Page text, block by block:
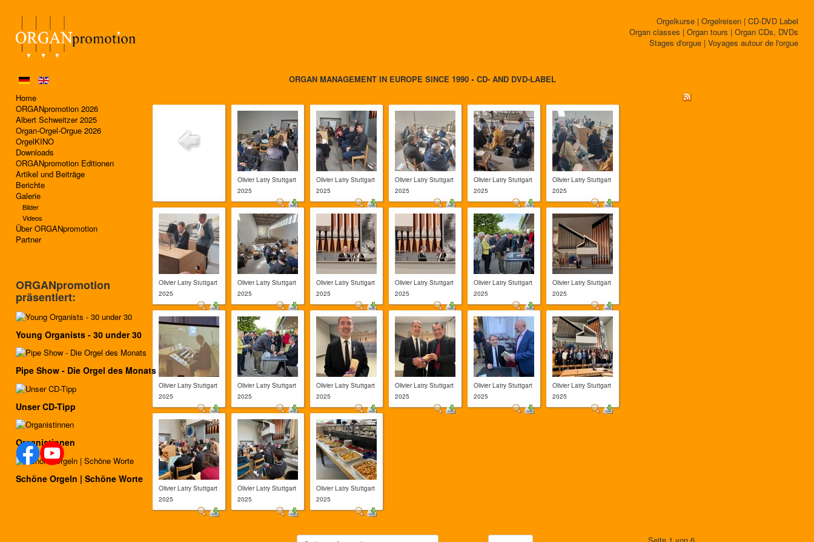
Orgelkurse | Orgelreisen | CD-DVD Label
Organ classes | Organ tours | Organ CDs, DVDs
Stages d'orgue | Voyages autour de l'orgue
Home
ORGANpromotion 2026
Albert Schweitzer 2025
Organ-Orgel-Orgue 2026
OrgelKINO
Downloads
ORGANpromotion Editionen
Artikel und Beiträge
Berichte
Galerie
Bilder
Videos
Über ORGANpromotion
Partner
ORGAN MANAGEMENT IN EUROPE SINCE 1990 • CD- AND DVD-LABEL
Olivier Latry Stuttgart
2025
Olivier Latry Stuttgart
2025
Olivier Latry Stuttgart
2025
Olivier Latry Stuttgart
2025
Olivier Latry Stuttgart
2025
Olivier Latry Stuttgart
2025
Olivier Latry Stuttgart
2025
Olivier Latry Stuttgart
2025
Olivier Latry Stuttgart
2025
Olivier Latry Stuttgart
2025
Olivier Latry Stuttgart
2025
Olivier Latry Stuttgart
2025
Olivier Latry Stuttgart
2025
Olivier Latry Stuttgart
2025
Olivier Latry Stuttgart
2025
Olivier Latry Stuttgart
2025
Olivier Latry Stuttgart
2025
Olivier Latry Stuttgart
2025
Olivier Latry Stuttgart
2025
Olivier Latry Stuttgart
2025
Seite 1 von 6
ORGANpromotion
präsentiert:
Young Organists - 30 under 30
Pipe Show - Die Orgel des Monats
Unser CD-Tipp
Organistinnen
Schöne Orgeln | Schöne Worte